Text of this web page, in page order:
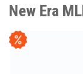
New Era